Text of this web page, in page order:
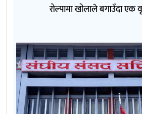
रोल्पामा खोलाले बगाउँदा एक